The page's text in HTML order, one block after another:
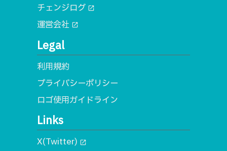
チェンジログ open_in_new
運営会社 open_in_new
Legal
利用規約
プライバシーポリシー
ロゴ使用ガイドライン
Links
X(Twitter) open_in_new